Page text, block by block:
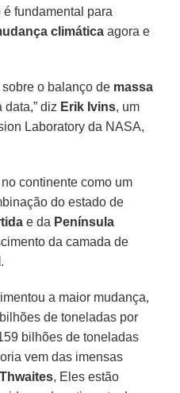
fundamental para
climática agora e
sobre o balanço de massa
data,” diz Erik Ivins, um
Laboratory da NASA,
continente como um
do estado de
e da Península
da camada de
.
a maior mudança,
de toneladas por
bilhões de toneladas
vem das imensas
Thwaites, Eles estão